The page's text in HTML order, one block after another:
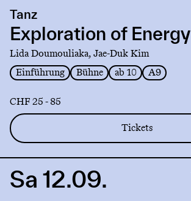
Exploration
Energy
Tanz
Exploration of Energy
Lida Doumouliaka, Jae-Duk Kim
Einführung
Bühne ab 10 A9
CHF 25 - 85
Tickets
LinkSa 12.09.